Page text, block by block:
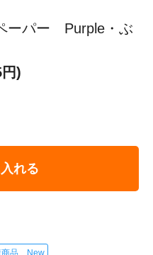
ーパー Purple・ぶ
)
れる
商品 New